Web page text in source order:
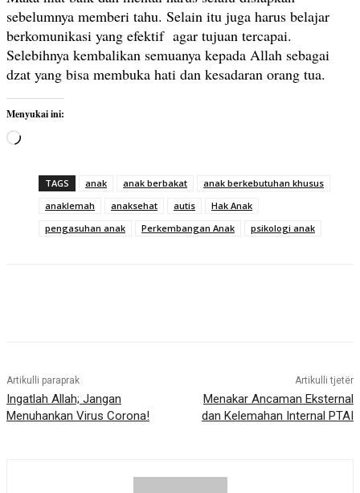
sebelumnya memberi tahu. Selain itu juga harus belajar
berkomunikasi yang efektif agar tujuan tercapai.
Selebihnya kembalikan semuanya kepada Allah sebagai
dzat yang bisa membuka hati dan kesadaran orang tua.
Menyukai ini:
M
TAGS anak anak berbakat
anak berkebutuhan khusus
anaklemah
anaksehat autis
Hak Anak
pengasuhan anak
Perkembangan Anak psikologi anak
Artikulli paraprak
Ingatlah Allah; Jangan
Menuhankan Virus Corona!
Artikulli tjetër
Menakar Ancaman Eksternal
dan Kelemahan Internal PTAI